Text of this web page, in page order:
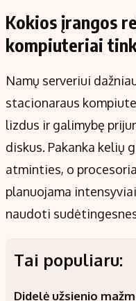
Kokios įrangos
kompiuteriai
Namų serveriui
stacionaraus
lizdus ir galimybę
diskus. Pakanka kelių
atminties, o
planuojama
naudoti
Tai populiaru:
Didelė užsienio